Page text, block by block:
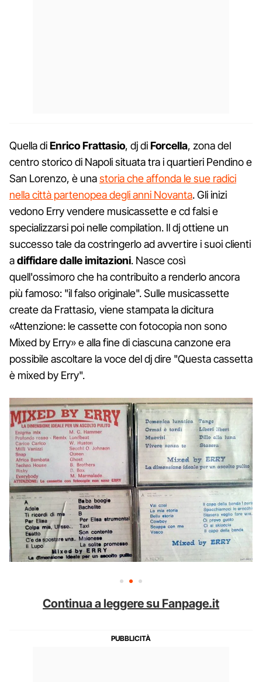
Quella diEnrico Frattasio, dj diForcella, zona del
centro storico di Napoli situata tra i quartieri Pendino e
San Lorenzo, è unastoria che affonda le sue radici
nella città partenopea degli anni Novanta. Gli inizi
vedono Erry vendere musicassette e cd falsi e
specializzarsi poi nelle compilation. Il dj ottiene un
successo tale da costringerlo ad avvertire i suoi clienti
adiffidare dalle imitazioni. Nasce così
quell'ossimoro che ha contribuito a renderlo ancora
più famoso: "il falso originale". Sulle musicassette
create da Frattasio, viene stampata la dicitura
«Attenzione: le cassette con fotocopia non sono
Mixed by Erry» e alla fine di ciascuna canzone era
possibile ascoltare la voce del dj dire "Questa cassetta
è mixed by Erry".
Continua a leggere su Fanpage.it